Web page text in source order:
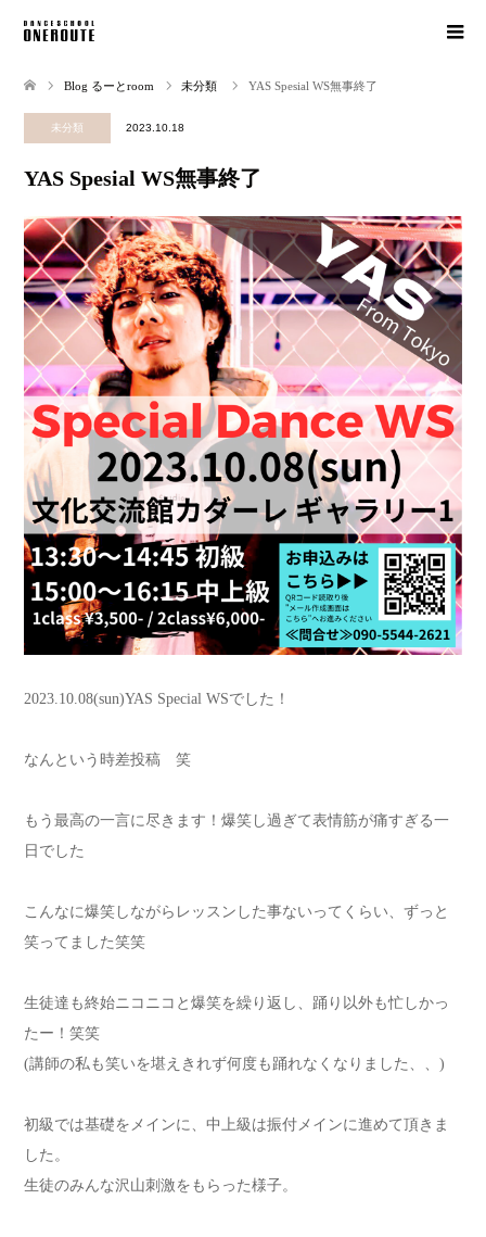
Blog るーとroom 未分類 YAS Spesial WS無事終了
未分類 2023.10.18
YAS Spesial WS無事終了
2023.10.08(sun)YAS Special WSでした！
なんという時差投稿 笑
もう最高の一言に尽きます！爆笑し過ぎて表情筋が痛すぎる一
日でした
こんなに爆笑しながらレッスンした事ないってくらい、ずっと
笑ってました笑笑
生徒達も終始ニコニコと爆笑を繰り返し、踊り以外も忙しかっ
たー！笑笑
(講師の私も笑いを堪えきれず何度も踊れなくなりました、、)
初級では基礎をメインに、中上級は振付メインに進めて頂きま
した。
生徒のみんな沢山刺激をもらった様子。